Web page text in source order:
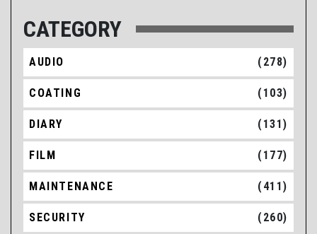
CATEGORY
AUDIO (278)
COATING (103)
DIARY (131)
FILM (177)
MAINTENANCE (411)
SECURITY (260)